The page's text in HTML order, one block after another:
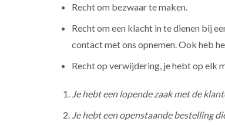
Recht om bezwaar te maken.
Recht om een klacht in te dienen bij
contact met ons opnemen. Ook heb
Recht op verwijdering, je hebt op elk
Je hebt een lopende zaak met de
Je hebt een openstaande bestelling